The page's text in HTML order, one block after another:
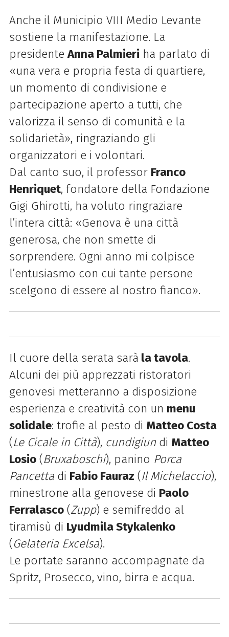
Anche il Municipio VIII Medio Levante
sostiene la manifestazione. La
presidenteAnna Palmieri ha parlato di
«una vera e propria festa di quartiere,
un momento di condivisione e
partecipazione aperto a tutti, che
valorizza il senso di comunità e la
solidarietà», ringraziando gli
organizzatori e i volontari.
Dal canto suo, il professor Franco
Henriquet, fondatore della Fondazione
Gigi Ghirotti, ha voluto ringraziare
l’intera città: «Genova è una città
generosa, che non smette di
sorprendere. Ogni anno mi colpisce
l’entusiasmo con cui tante persone
scelgono di essere al nostro fianco».
Il cuore della serata sarà la tavola.
Alcuni dei più apprezzati ristoratori
genovesi metteranno a disposizione
esperienza e creatività con un menu
solidale: trofie al pesto di Matteo Costa
(Le Cicale in Città), cundigiundi Matteo
Losio(Bruxaboschi), panino Porca
Pancettadi Fabio Fauraz (Il Michelaccio),
minestrone alla genovese di Paolo
Ferralasco(Zupp) e semifreddo al
tiramisù di Lyudmila Stykalenko
(Gelateria Excelsa).
Le portate saranno accompagnate da
Spritz, Prosecco, vino, birra e acqua.